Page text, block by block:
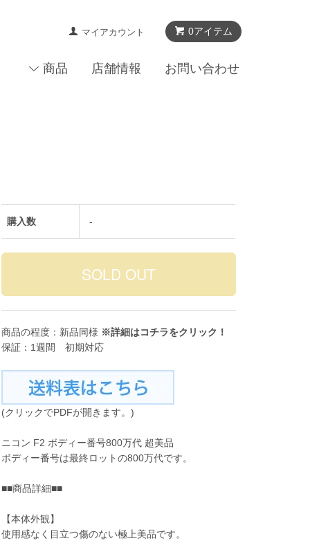
0アイテム
マイアカウント
商品 店舗情報 お問い合わせ
購入数 -
商品の程度：新品同様 ※詳細はコチラをクリック！
保証：1週間 初期対応
(クリックでPDFが開きます。)
ニコン F2 ボディー番号800万代 超美品
ボディー番号は最終ロットの800万代です。
■■商品詳細■■
【本体外観】
使用感なく目立つ傷のない極上美品です。